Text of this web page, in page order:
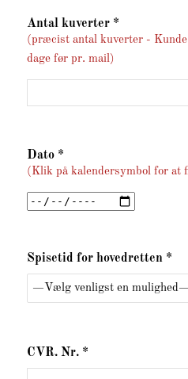
Antal kuverter *
(præcist antal kuverter -
dage før pr. mail)
Dato *
(Klik på kalendersymbol for at
Spisetid for hovedretten *
CVR. Nr. *